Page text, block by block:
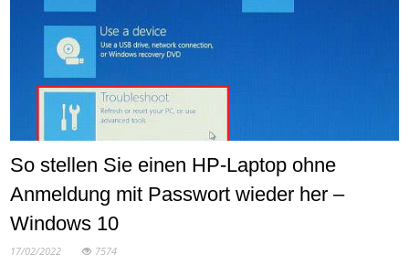
So stellen Sie einen HP-Laptop ohne
Anmeldung mit Passwort wieder her –
Windows 10
17/02/2022 7574